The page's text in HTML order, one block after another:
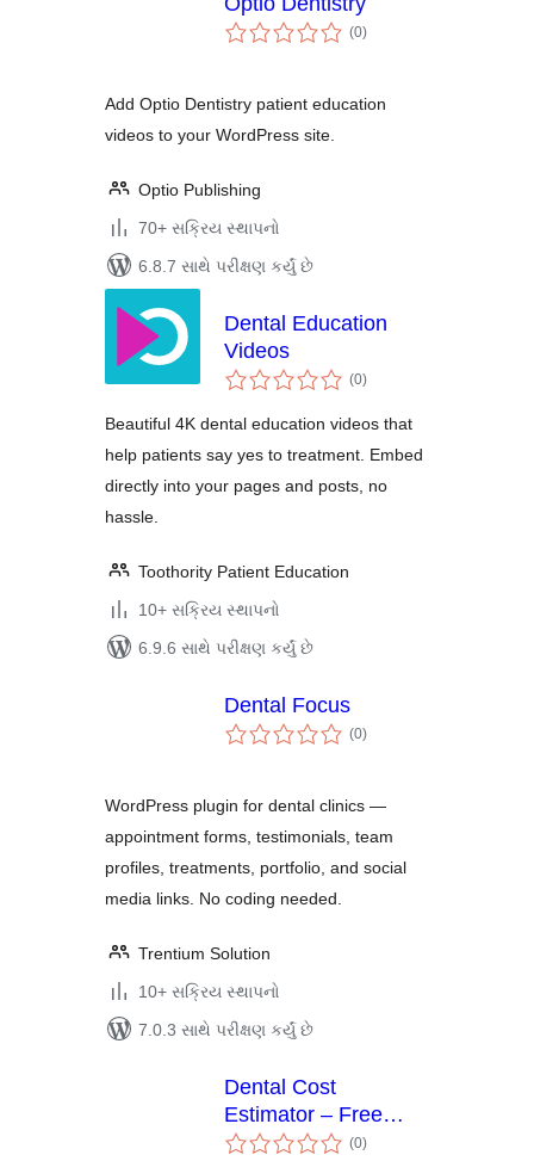
(0કુલ
રેટિંગ્સ
)
Add Optio Dentistry patient education
videos to your WordPress site.
Optio Publishing
70+ સક્રિય સ્થાપનો
6.8.7 સાથે પરીક્ષણ કર્યું છે
Dental Education
Videos
(0કુલ
રેટિંગ્સ
)
Beautiful 4K dental education videos that
help patients say yes to treatment. Embed
directly into your pages and posts, no
hassle.
Toothority Patient Education
10+ સક્રિય સ્થાપનો
6.9.6 સાથે પરીક્ષણ કર્યું છે
Dental Focus
(0કુલ
રેટિંગ્સ
)
WordPress plugin for dental clinics —
appointment forms, testimonials, team
profiles, treatments, portfolio, and social
media links. No coding needed.
Trentium Solution
10+ સક્રિય સ્થાપનો
7.0.3 સાથે પરીક્ષણ કર્યું છે
Dental Cost
Estimator – Free
Dental Pricing(0કુલ
રેટિંગ્સ
)